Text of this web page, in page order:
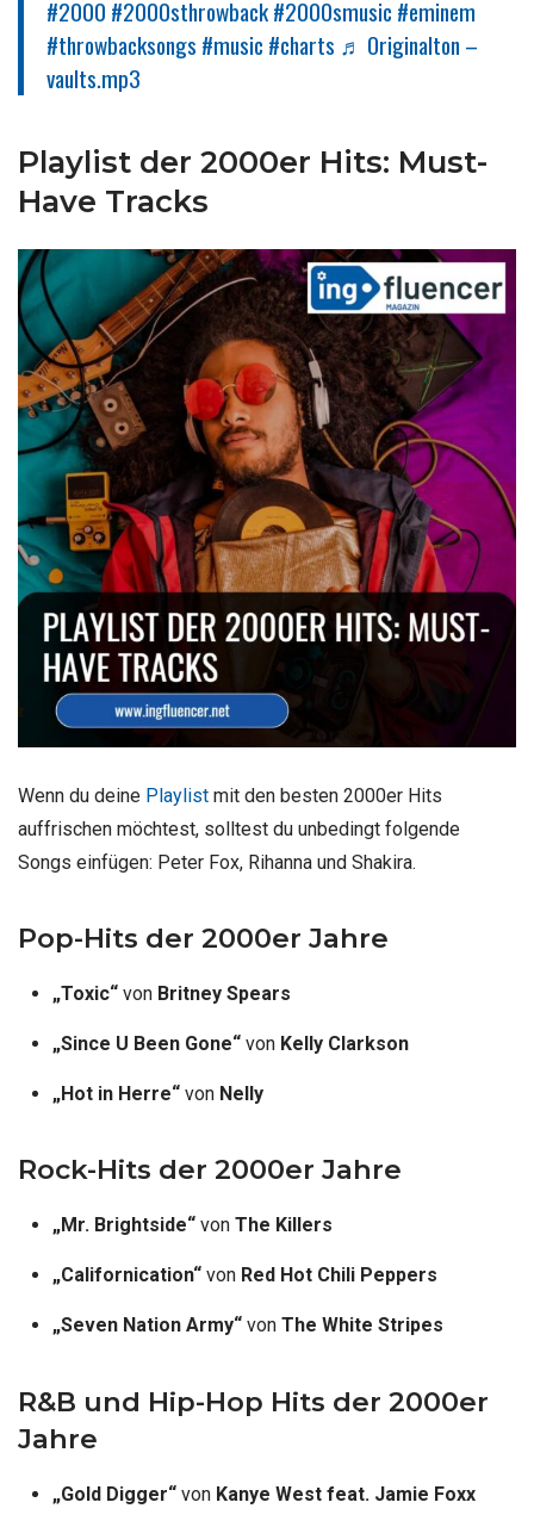
#2000 #2000sthrowback#2000smusic #eminem
#throwbacksongs #music #charts ♬ Originalton –
vaults.mp3
Playlist der 2000er Hits: Must-
Have Tracks
Wenn du deine Playlist mit den besten 2000er Hits
auffrischen möchtest, solltest du unbedingt folgende
Songs einfügen: Peter Fox, Rihanna und Shakira.
Pop-Hits der 2000er Jahre
„Toxic“von Britney Spears
„Since U Been Gone“von Kelly Clarkson
„Hot in Herre“von Nelly
Rock-Hits der 2000er Jahre
„Mr. Brightside“von The Killers
„Californication“von Red Hot Chili Peppers
„Seven Nation Army“von The White Stripes
R&B und Hip-Hop Hits der 2000er
Jahre
„Gold Digger“von Kanye West feat. Jamie Foxx